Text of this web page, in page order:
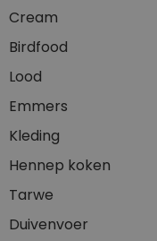
Cream
Birdfood
Lood
Emmers
Kleding
Hennep koken
Tarwe
Duivenvoer